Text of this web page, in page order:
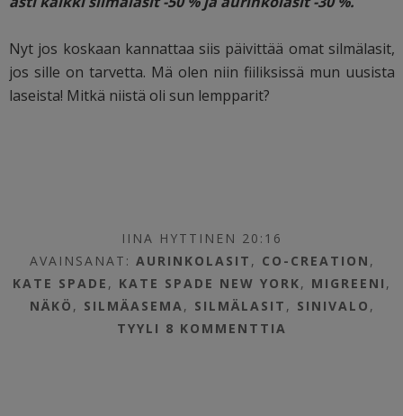
Nyt jos koskaan kannattaa siis päivittää omat silmälasit,
jos sille on tarvetta. Mä olen niin fiiliksissä mun uusista
laseista! Mitkä niistä oli sun lempparit?
IINA HYTTINEN 20:16
AVAINSANAT: AURINKOLASIT , CO-CREATION ,
KATE SPADE , KATE SPADE NEW YORK, MIGREENI ,
NÄKÖ , SILMÄASEMA, SILMÄLASIT , SINIVALO ,
TYYLI 8 KOMMENTTIA